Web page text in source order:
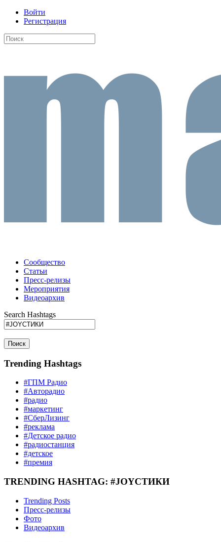
Войти
Регистрация
Сообщество
Статьи
Пресс-релизы
Мероприятия
Видеоархив
Search Hashtags
Поиск
Trending Hashtags
#ГПМ Радио
#Авторадио
#радио
#маркетинг
#СберЛизинг
#реклама
#Детское радио
#радиостанция
#детское
#премия
TRENDING HASHTAG: #JOYСТИКИ
Trending Posts
Пресс-релизы
Фото
Видеоархив